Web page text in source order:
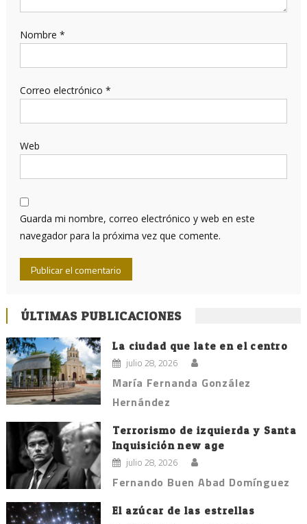
Nombre *
Correo electrónico *
Web
Guarda mi nombre, correo electrónico y web en este
navegador para la próxima vez que comente.
ÚLTIMAS PUBLICACIONES
La ciudad que late en el centro
julio 28, 2026
María Fernanda González
Hernández
Terrorismo de izquierda y Santa
Inquisición new age
julio 28, 2026
Fernando Buen Abad Domínguez
El azúcar de las estrellas